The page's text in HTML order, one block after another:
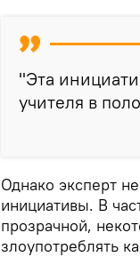
"Эта
учителя в
Однако эксперт
инициативы. В
прозрачной,
злоупотреблять